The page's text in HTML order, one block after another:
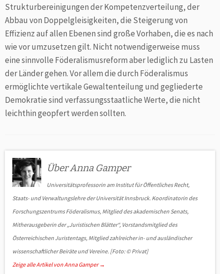
Strukturbereinigungen der Kompetenzverteilung, der
Abbau von Doppelgleisigkeiten, die Steigerung von
Effizienz auf allen Ebenen sind große Vorhaben, die es nach
wie vor umzusetzen gilt. Nicht notwendigerweise muss
eine sinnvolle Föderalismusreform aber lediglich zu Lasten
der Länder gehen. Vor allem die durch Föderalismus
ermöglichte vertikale Gewaltenteilung und gegliederte
Demokratie sind verfassungsstaatliche Werte, die nicht
leichthin geopfert werden sollten.
Über Anna Gamper
Universitätsprofessorin am Institut für Öffentliches Recht,
Staats- und Verwaltungslehre der Universität Innsbruck. Koordinatorin des
Forschungszentrums Föderalismus, Mitglied des akademischen Senats,
Mitherausgeberin der „Juristischen Blätter“, Vorstandsmitglied des
Österreichischen Juristentags, Mitglied zahlreicher in- und ausländischer
wissenschaftlicher Beiräte und Vereine. [Foto: © Privat]
Zeige alle Artikel von Anna Gamper→